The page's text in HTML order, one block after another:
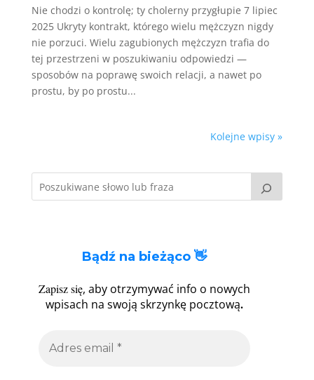
Nie chodzi o kontrolę; ty cholerny przygłupie 7 lipiec
2025 Ukryty kontrakt, którego wielu mężczyzn nigdy
nie porzuci. Wielu zagubionych mężczyzn trafia do
tej przestrzeni w poszukiwaniu odpowiedzi —
sposobów na poprawę swoich relacji, a nawet po
prostu, by po prostu...
Kolejne wpisy »
Bądź na bieżąco 👋
Zapisz się, aby otrzymywać info o nowych
wpisach na swoją skrzynkę pocztową.